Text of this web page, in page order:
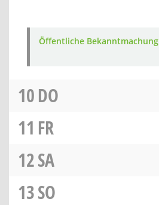
Öffentliche Bekanntmachung
10DO
11 FR
12SA
13SO